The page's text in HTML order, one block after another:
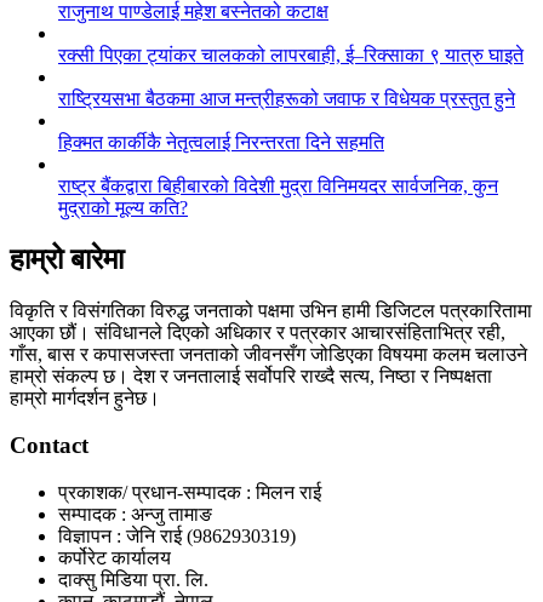
राजुनाथ पाण्डेलाई महेश बस्नेतको कटाक्ष
रक्सी पिएका ट्यांकर चालकको लापरबाही, ई–रिक्साका ९ यात्रु घाइते
राष्ट्रियसभा बैठकमा आज मन्त्रीहरूको जवाफ र विधेयक प्रस्तुत हुने
हिक्मत कार्कीकै नेतृत्वलाई निरन्तरता दिने सहमति
राष्ट्र बैंकद्वारा बिहीबारको विदेशी मुद्रा विनिमयदर सार्वजनिक, कुन
मुद्राको मूल्य कति?
हाम्रो बारेमा
विकृति र विसंगतिका विरुद्ध जनताको पक्षमा उभिन हामी डिजिटल पत्रकारितामा
आएका छौं। संविधानले दिएको अधिकार र पत्रकार आचारसंहिताभित्र रही,
गाँस, बास र कपासजस्ता जनताको जीवनसँग जोडिएका विषयमा कलम चलाउने
हाम्रो संकल्प छ। देश र जनतालाई सर्वोपरि राख्दै सत्य, निष्ठा र निष्पक्षता
हाम्रो मार्गदर्शन हुनेछ।
Contact
प्रकाशक/ प्रधान-सम्पादक : मिलन राई
सम्पादक : अन्जु तामाङ
विज्ञापन : जेनि राई (9862930319)
कर्पोरेट कार्यालय
दाक्सु मिडिया प्रा. लि.